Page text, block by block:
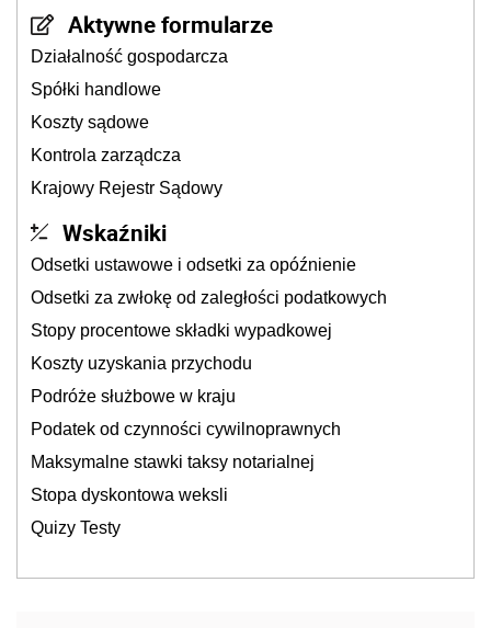
Aktywne formularze
Działalność gospodarcza
Spółki handlowe
Koszty sądowe
Kontrola zarządcza
Krajowy Rejestr Sądowy
Wskaźniki
Odsetki ustawowe i odsetki za opóźnienie
Odsetki za zwłokę od zaległości podatkowych
Stopy procentowe składki wypadkowej
Koszty uzyskania przychodu
Podróże służbowe w kraju
Podatek od czynności cywilnoprawnych
Maksymalne stawki taksy notarialnej
Stopa dyskontowa weksli
Quizy Testy